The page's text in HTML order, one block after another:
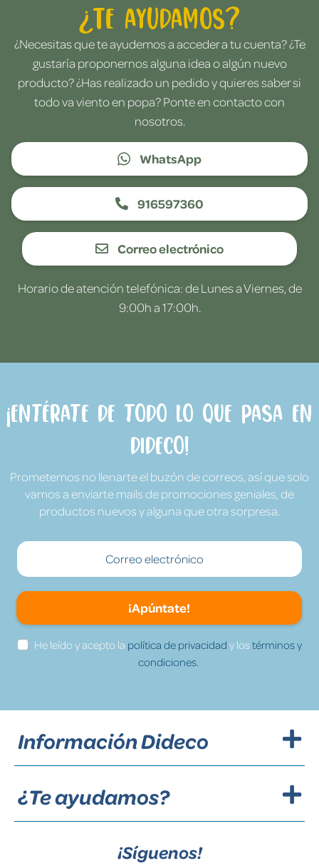
¿Te ayudamos?
¿Necesitas que te ayudemos a acceder a tu cuenta? ¿Te
gustaría proponernos alguna idea o algún nuevo
producto? ¿Has realizado un pedido y quieres saber si
todo va viento en popa? Ponte en contacto con
nosotros.
WhatsApp
916597360
Correo electrónico
Horario de atención telefónica: de Lunes a Viernes, de
9:00h a 17:00h.
¡Entérate de todo lo que pasa en
Dideco!
Prometemos no llenarte el buzón de correos, así que solo
vamos a enviarte mails de promociones geniales, de
productos nuevos y alguna que otra sorpresa.
¡Apúntate!
He leído y acepto la política de privacidad y lostérminos y
condiciones.
Información Dideco
¿Te ayudamos?
¡Síguenos!